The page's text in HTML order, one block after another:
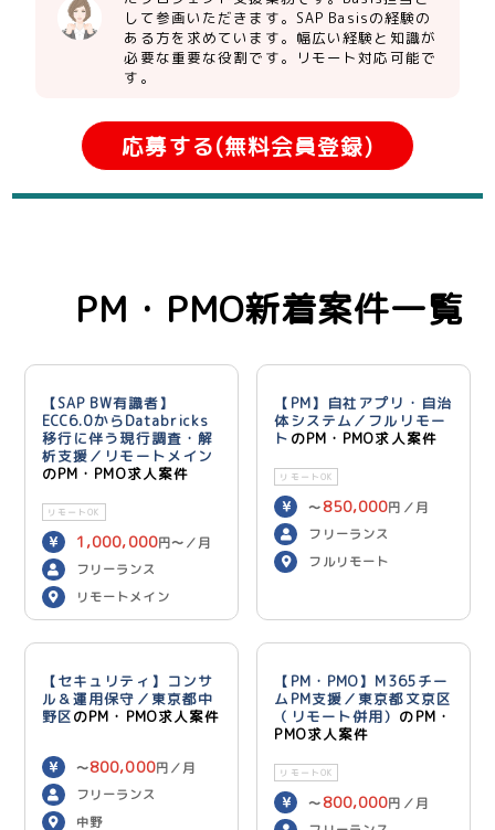
して参画いただきます。SAP Basisの経験の
ある方を求めています。幅広い経験と知識が
必要な重要な役割です。リモート対応可能で
す。
応募する(無料会員登録)
PM・PMO新着案件一覧
【SAP BW有識者】
ECC6.0からDatabricks
移行に伴う現行調査・解
析支援／リモートメイン
のPM・PMO求人案件
リモートOK
1,000,000円〜／月
フリーランス
リモートメイン
【PM】自社アプリ・自治
体システム／フルリモー
ト のPM・PMO求人案件
リモートOK
〜 850,000円／月
フリーランス
フルリモート
【セキュリティ】コンサ
ル＆運用保守／東京都中
野区のPM・PMO求人案件
〜800,000円／月
フリーランス
中野
【PM・PMO】M365チー
ムPM支援／東京都文京区
（リモート併用） のPM・
PMO求人案件
リモートOK
〜 800,000円／月